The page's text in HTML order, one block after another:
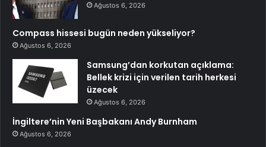
Ağustos 6, 2026
Compass hissesi bugün neden yükseliyor?
Ağustos 6, 2026
Samsung’dan korkutan açıklama:
Bellek krizi için verilen tarih herkesi
üzecek
Ağustos 6, 2026
İngiltere’nin Yeni Başbakanı Andy Burnham
Ağustos 6, 2026